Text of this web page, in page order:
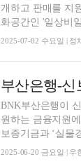
개하고 판매를 지
화공간인 '일상비
2025-07-02 수요일 | 정
부산은행-신
BNK부산은행이
원하는 금융지원
보증기금과 ‘실물
2025-06-20 금요일 | 우